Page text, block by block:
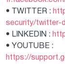
• TWITTER :
security/
• LINKEDIN :
• YOUTUBE :
https://